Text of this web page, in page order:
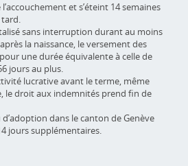
et s’éteint 14 semaines
tard.
sans interruption durant au moins
la naissance, le versement des
une durée équivalente à celle de
jours au plus.
lucrative avant le terme, même
le droit aux indemnités prend fin de
dans le canton de Genève
jours supplémentaires.